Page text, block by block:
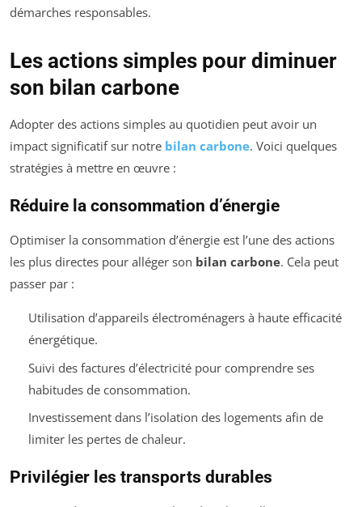
démarches responsables.
Les actions simples pour diminuer
son bilan carbone
Adopter des actions simples au quotidien peut avoir un
impact significatif sur notre bilan carbone. Voici quelques
stratégies à mettre en œuvre :
Réduire la consommation d’énergie
Optimiser la consommation d’énergie est l’une des actions
les plus directes pour alléger son bilan carbone. Cela peut
passer par :
Utilisation d’appareils électroménagers à haute efficacité
énergétique.
Suivi des factures d’électricité pour comprendre ses
habitudes de consommation.
Investissement dans l’isolation des logements afin de
limiter les pertes de chaleur.
Privilégier les transports durables